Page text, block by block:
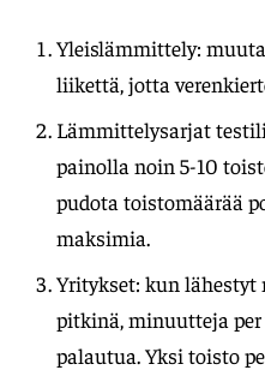
Yleislämmittely:
liikettä, jotta
Lämmittelysarjat
painolla noin 5-10
pudota toistomäärää
maksimia.
Yritykset: kun
pitkinä, minuutteja
palautua. Yksi toisto